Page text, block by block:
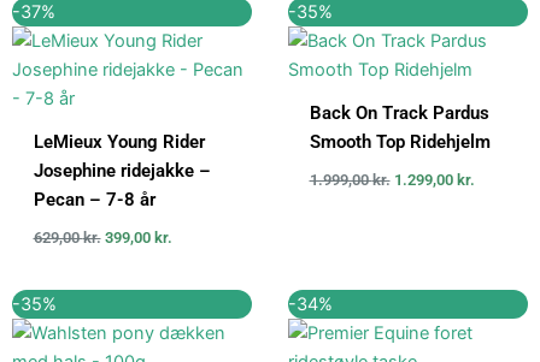
-37%
LeMieux Young Rider
Josephine ridejakke –
Pecan – 7-8 år
629,00kr.
oprindelige
pris
var:
399,00 kr.
aktuelle
pris
er:
-35%
Back On Track Pardus
Smooth Top Ridehjelm
1.999,00kr.
oprindelige
pris
var:
1.299,00 kr.
aktuelle
pris
-35%
oprindelige
pris
aktuelle
pris
-34%
oprindelige
pris
aktuelle
pris